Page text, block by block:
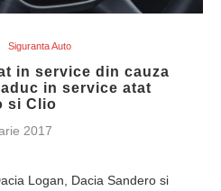
Siguranta Auto
in service din cauza
in service atat
si Clio
2017
Logan, Dacia Sandero si